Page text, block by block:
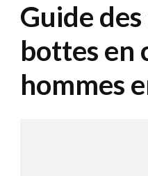
Guide
bottes en
hommes